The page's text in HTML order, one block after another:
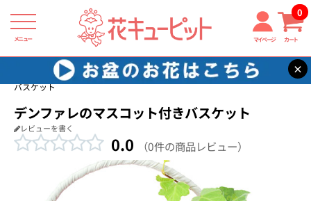
メニュー マイページ カート
0
×
花キューピット 出産祝い
【出産祝い】デンファレのマスコット付き
バスケット
デンファレのマスコット付きバスケット
レビューを書く
0.0 （0件の商品レビュー）